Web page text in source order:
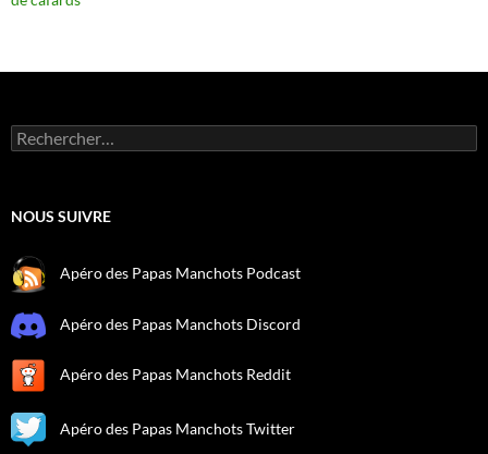
Rechercher :
NOUS SUIVRE
Apéro des Papas Manchots Podcast
Apéro des Papas Manchots Discord
Apéro des Papas Manchots Reddit
Apéro des Papas Manchots Twitter